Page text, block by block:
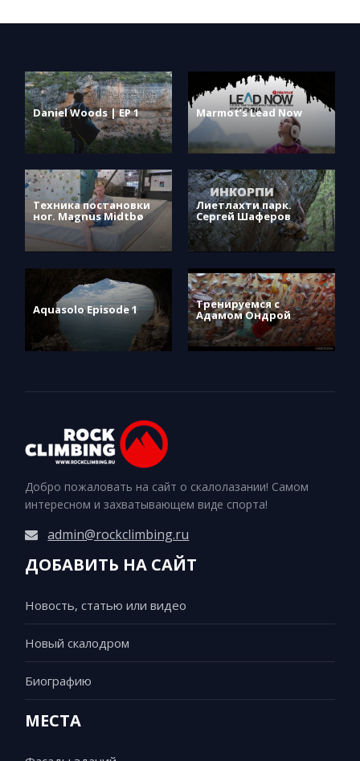
Daniel Woods | EP 1 Marmot’s Lead Now
Техника постановки
ног. Magnus Midtbø
Лиетлахти парк.
Сергей Шаферов
Aquasolo Episode 1 Тренируемся с
Адамом Ондрой
Добро пожаловать на сайт о скалолазании! Самом
интересном и захватывающем виде спорта!
admin@rockclimbing.ru
ДОБАВИТЬ НА САЙТ
Новость, статью или видео
Новый скалодром
Биографию
МЕСТА